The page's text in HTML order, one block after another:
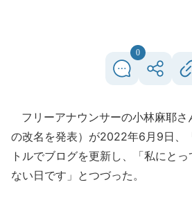
0
フリーアナウンサーの小林麻耶
の改名を発表）が2022年6月9日、
トルでブログを更新し、「私にと
ない日です」とつづった。